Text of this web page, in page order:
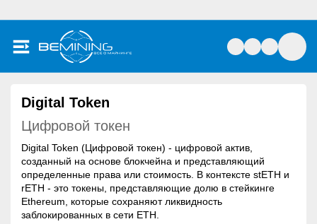
Digital Token
Цифровой токен
Digital Token (Цифровой токен) - цифровой актив,
созданный на основе блокчейна и представляющий
определенные права или стоимость. В контексте stETH и
rETH - это токены, представляющие долю в стейкинге
Ethereum, которые сохраняют ликвидность
заблокированных в сети ETH.